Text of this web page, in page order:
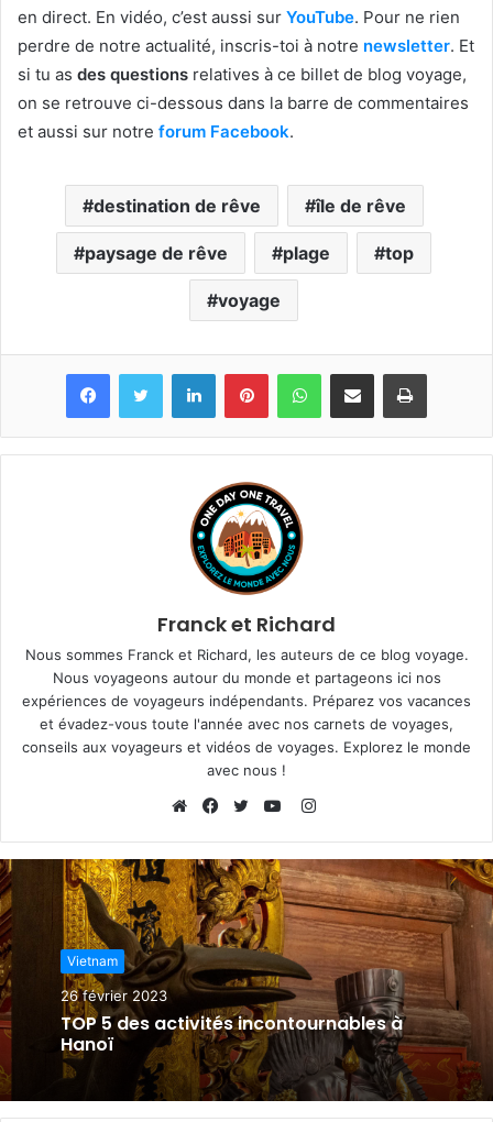
en direct. En vidéo, c’est aussi sur YouTube. Pour ne rien
perdre de notre actualité, inscris-toi à notre newsletter. Et
si tu as des questions relatives à ce billet de blog voyage,
on se retrouve ci-dessous dans la barre de commentaires
et aussi sur notre forum Facebook.
destination de rêve île de rêve
paysage de rêve plage top
voyage
Franck et Richard
Nous sommes Franck et Richard, les auteurs de ce blog voyage.
Nous voyageons autour du monde et partageons ici nos
expériences de voyageurs indépendants. Préparez vos vacances
et évadez-vous toute l'année avec nos carnets de voyages,
conseils aux voyageurs et vidéos de voyages. Explorez le monde
avec nous !
e
b
s
i
t
e
a
c
e
b
o
o
k
w
i
t
t
e
r
o
u
T
u
b
e
I
s
t
a
g
r
a
m
Vietnam
26 février 2023
TOP 5 des activités incontournables à
Hanoï